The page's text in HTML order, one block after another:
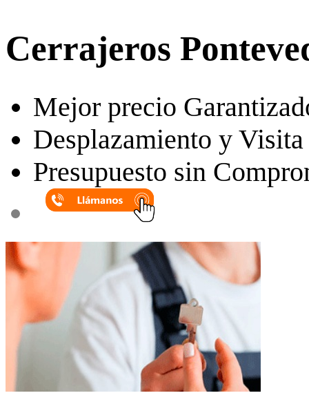
Cerrajeros
Mejor precio
Desplazamiento y
Presupuesto sin